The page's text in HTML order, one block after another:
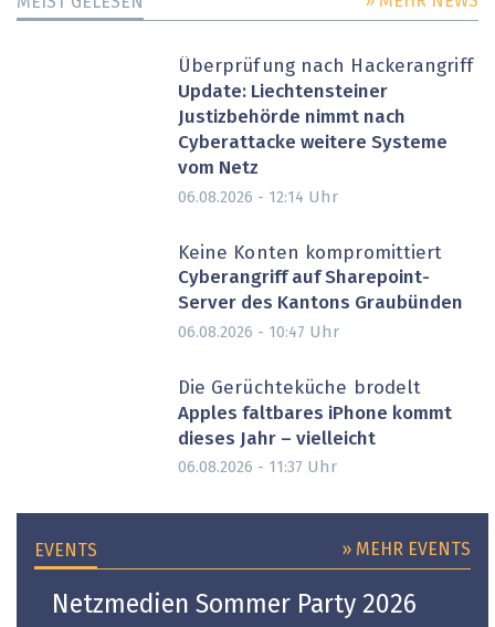
Überprüfung nach Hackerangriff
Update: Liechtensteiner
Justizbehörde nimmt nach
Cyberattacke weitere Systeme
vom Netz
06.08.2026 - 12:14 Uhr
Keine Konten kompromittiert
Cyberangriff auf Sharepoint-
Server des Kantons Graubünden
06.08.2026 - 10:47 Uhr
Die Gerüchteküche brodelt
Apples faltbares iPhone kommt
dieses Jahr – vielleicht
06.08.2026 - 11:37 Uhr
EVENTS » MEHR EVENTS
Netzmedien Sommer Party 2026